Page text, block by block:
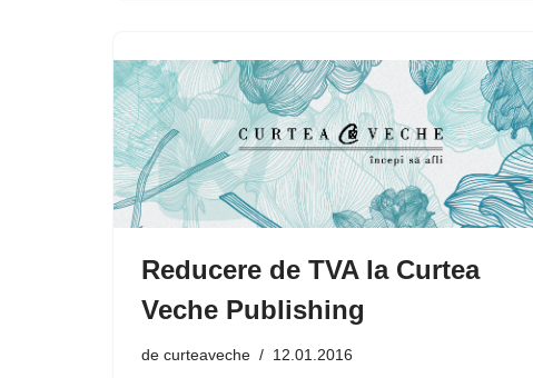
Reducere de TVA la Curtea
Veche Publishing
de curteaveche 12.01.2016